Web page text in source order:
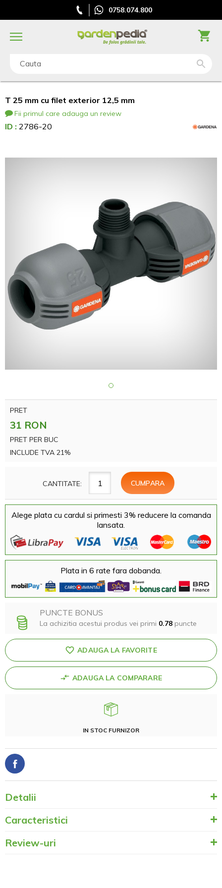
0758.074.800
Cauta
T 25 mm cu filet exterior 12,5 mm
Fii primul care adauga un review
ID : 2786-20
PRET
31 RON
PRET PER BUC
INCLUDE TVA 21%
CANTITATE:
Alege plata cu cardul si primesti 3% reducere la comanda
lansata.
Plata in 6 rate fara dobanda.
PUNCTE BONUS
La achizitia acestui produs vei primi 0.78 puncte
ADAUGA LA FAVORITE
ADAUGA LA COMPARARE
IN STOC FURNIZOR
Detalii
Caracteristici
Review-uri